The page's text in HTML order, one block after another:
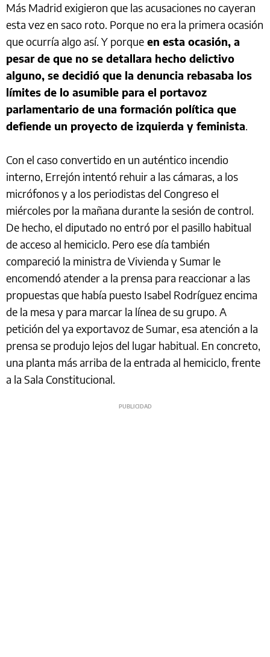
Más Madrid exigieron que las acusaciones no cayeran
esta vez en saco roto. Porque no era la primera ocasión
que ocurría algo así. Y porque en esta ocasión, a
pesar de que no se detallara hecho delictivo
alguno, se decidió que la denuncia rebasaba los
límites de lo asumible para el portavoz
parlamentario de una formación política que
defiende un proyecto de izquierda y feminista.
Con el caso convertido en un auténtico incendio
interno, Errejón intentó rehuir a las cámaras, a los
micrófonos y a los periodistas del Congreso el
miércoles por la mañana durante la sesión de control.
De hecho, el diputado no entró por el pasillo habitual
de acceso al hemiciclo. Pero ese día también
compareció la ministra de Vivienda y Sumar le
encomendó atender a la prensa para reaccionar a las
propuestas que había puesto Isabel Rodríguez encima
de la mesa y para marcar la línea de su grupo. A
petición del ya exportavoz de Sumar, esa atención a la
prensa se produjo lejos del lugar habitual. En concreto,
una planta más arriba de la entrada al hemiciclo, frente
a la Sala Constitucional.